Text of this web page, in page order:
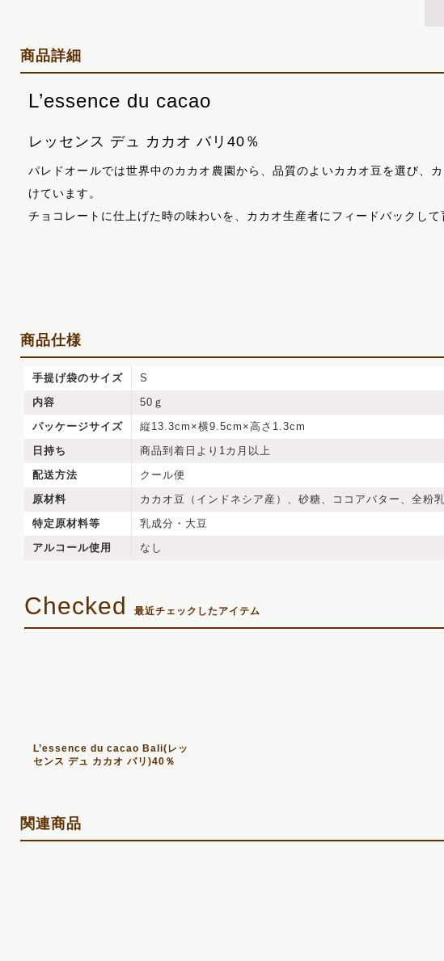
商品詳細
L’essence du cacao
レッセンス デュ カカオ バリ40％
パレドオールでは世界中のカカオ農園から、品質のよいカカオ豆を選び、
けています。
チョコレートに仕上げた時の味わいを、カカオ生産者にフィードバックし
商品仕様
手提げ袋のサイズ
S
内容
50ｇ
パッケージサイズ
縦13.3cm×横9.5cm×高さ1.3cm
日持ち
商品到着日より1カ月以上
配送方法
クール便
原材料
カカオ豆（インドネシア産）、砂糖、ココアバター、全
特定原材料等
乳成分・大豆
アルコール使用
なし
最近チェックしたアイテム
L’essence du cacao Bali(レッ
センス デュ カカオ バリ)40％
関連商品